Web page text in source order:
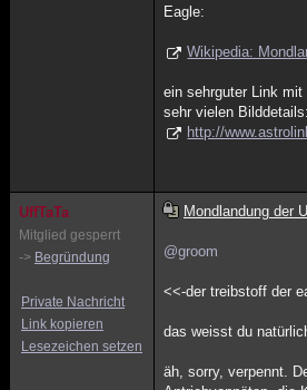
Eagle:
Wikipedia:
ein sehrguter Link mit
sehr vielen Bilddetails:
http://
UffTaTa
Mitglied gesperrt
-> Begründung
Private Nachricht
Link kopieren
Lesezeichen setzen
Mondlandung der
@groom
<<-der treibstoff der
das weisst du
äh, sorry, verpennt.